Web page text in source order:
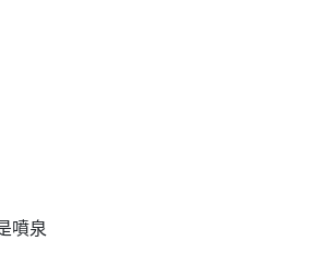
噴泉